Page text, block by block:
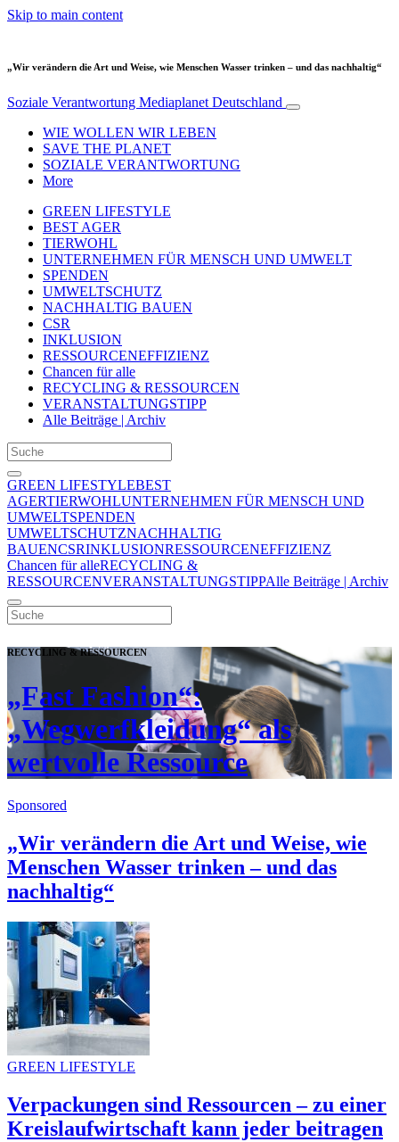
Skip to main content
„Wir verändern die Art und Weise, wie Menschen Wasser trinken – und das nachhaltig“
Soziale Verantwortung Mediaplanet Deutschland
WIE WOLLEN WIR LEBEN
SAVE THE PLANET
SOZIALE VERANTWORTUNG
More
GREEN LIFESTYLE
BEST AGER
TIERWOHL
UNTERNEHMEN FÜR MENSCH UND UMWELT
SPENDEN
UMWELTSCHUTZ
NACHHALTIG BAUEN
CSR
INKLUSION
RESSOURCENEFFIZIENZ
Chancen für alle
RECYCLING & RESSOURCEN
VERANSTALTUNGSTIPP
Alle Beiträge | Archiv
GREEN LIFESTYLEBEST
AGERTIERWOHLUNTERNEHMEN FÜR MENSCH UND
UMWELTSPENDEN
UMWELTSCHUTZNACHHALTIG
BAUENCSRINKLUSIONRESSOURCENEFFIZIENZ
Chancen für alleRECYCLING &
RESSOURCENVERANSTALTUNGSTIPPAlle Beiträge | Archiv
RECYCLING & RESSOURCEN
„Fast Fashion“:
„Wegwerfkleidung“ als
wertvolle Ressource
Sponsored
„Wir verändern die Art und Weise, wie
Menschen Wasser trinken – und das
nachhaltig“
GREEN LIFESTYLE
Verpackungen sind Ressourcen – zu einer
Kreislaufwirtschaft kann jeder beitragen